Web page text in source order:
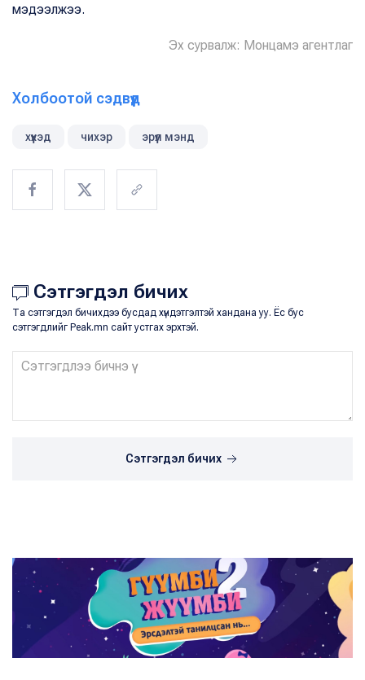
мэдээлжээ.
Эх сурвалж: Монцамэ агентлаг
Холбоотой сэдвүүд
хүүхэд чихэр эрүүл мэнд
Сэтгэгдэл бичих
Та сэтгэгдэл бичихдээ бусдад хүндэтгэлтэй хандана уу. Ёс бус
сэтгэгдлийг Peak.mn сайт устгах эрхтэй.
Сэтгэгдэл бичих